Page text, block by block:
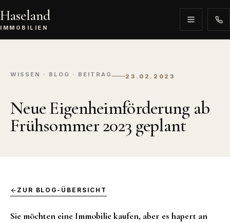
Haseland
IMMOBILIEN
WISSEN · BLOG · BEITRAG 23.02.2023
Neue Eigenheimförderung ab
Frühsommer 2023 geplant
ZUR BLOG-ÜBERSICHT
Sie möchten eine Immobilie kaufen, aber es hapert an